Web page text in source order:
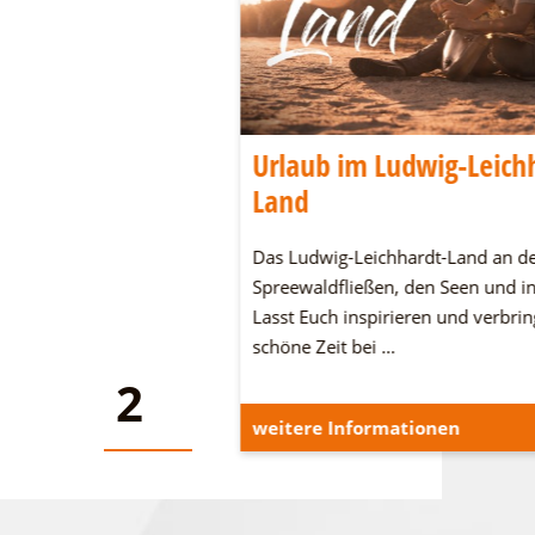
Urlaub im Ludwig-
Land
Das Ludwig-Leichhardt-Land an
Spreewaldfließen, den Seen und
Lasst Euch inspirieren und
schöne Zeit bei …
weitere Informationen
2